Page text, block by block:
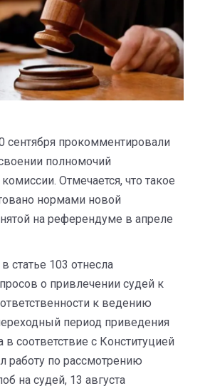
сентября прокомментировали
полномочий
Отмечается, что такое
нормами новой
на референдуме в апреле
статье 103 отнесла
о привлечении судей к
к ведению
период приведения
в соответствие с Конституцией
работу по рассмотрению
на судей, 13 августа